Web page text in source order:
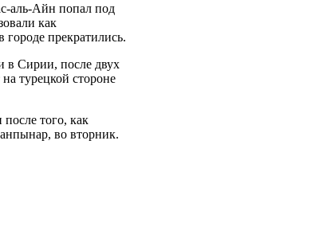
аль-Айн попал под
как
городе прекратились.
в Сирии, после двух
турецкой стороне
того, как
во вторник.